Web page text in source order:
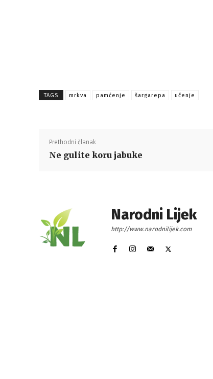
TAGS mrkva pamćenje šargarepa učenje
Prethodni članak
Ne gulite koru jabuke
Narodni Lijek
http://www.narodnilijek.com